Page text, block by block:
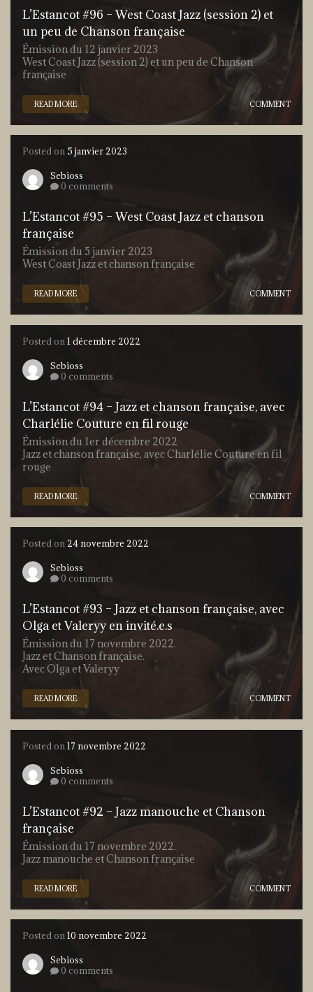
L’Estancot #96 – West Coast Jazz (session 2) et
un peu de Chanson française
Émission du 12 janvier 2023
West Coast Jazz (session 2) et un peu de Chanson
française
READ MORE COMMENT
Posted on 5 janvier 2023
Sebioss
0 comments
L’Estancot #95 – West Coast Jazz et chanson
française
Émission du 5 janvier 2023
West Coast Jazz et chanson française
READ MORE COMMENT
Posted on1 décembre 2022
Sebioss
0 comments
L’Estancot #94 – Jazz et chanson française, avec
Charlélie Couture en fil rouge
Émission du 1er décembre 2022
Jazz et chanson française, avec Charlélie Couture en fil
rouge
READ MORE COMMENT
Posted on 24 novembre 2022
Sebioss
0 comments
L’Estancot #93 – Jazz et chanson française, avec
Olga et Valeryy en invité.e.s
Émission du 17 novembre 2022.
Jazz et Chanson française.
Avec Olga et Valeryy
READ MORE COMMENT
Posted on17 novembre 2022
Sebioss
0 comments
L’Estancot #92 – Jazz manouche et Chanson
française
Émission du 17 novembre 2022.
Jazz manouche et Chanson française
READ MORE COMMENT
Posted on10 novembre 2022
Sebioss
0 comments